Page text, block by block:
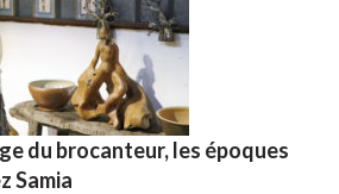
du brocanteur, les époques
Samia